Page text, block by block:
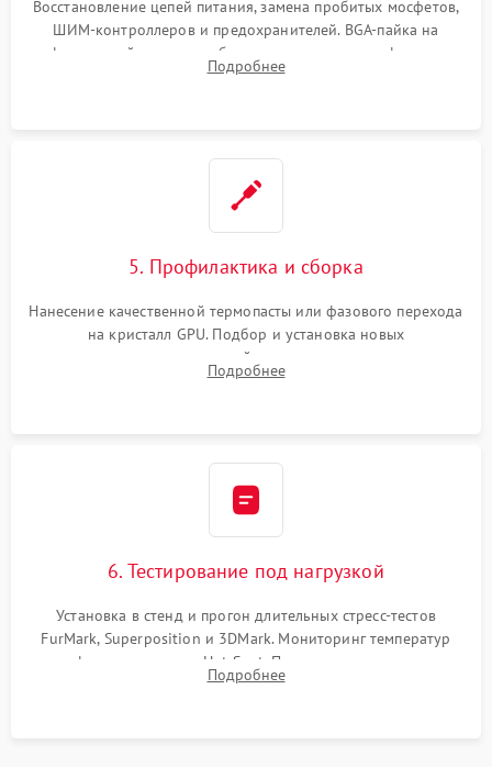
Восстановление цепей питания, замена пробитых мосфетов,
ШИМ-контроллеров и предохранителей. BGA-пайка на
инфракрасной станции реболлинг или замена графического
чипа и дефектной памяти GDDR. Прошивка BIOS
Подробнее
5. Профилактика и сборка
Нанесение качественной термопасты или фазового перехода
на кристалл GPU. Подбор и установка новых
термопрокладок правильной толщины на память и цепи
питания. Монтаж радиатора и бэкплейта, подключение и
Подробнее
6. Тестирование под нагрузкой
Установка в стенд и прогон длительных стресс-тестов
FurMark, Superposition и 3DMark. Мониторинг температур
графического чипа и Hot Spot. Проверка на отсутствие
артефактов изображения, вылетов драйвера и зависаний.
Подробнее